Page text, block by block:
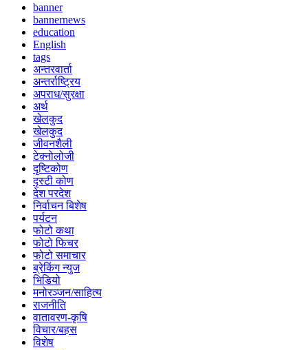
banner
bannernews
education
English
tags
अन्तरवार्ता
अन्तर्राष्ट्रिय
अपराध/सुरक्षा
अर्थ
खेलकुद
खेलकुद
जीवनशैली
टेक्नोलोजी
दृष्टिकोण
दृस्टी कोण
देश परदेश
निर्वाचन बिशेष
पर्यटन
फोटो कथा
फोटो फिचर
फोटो समाचार
ब्रेकिंग न्युज
भिडियो
मनोरञ्जन/साहित्य
राजनीति
वातावरण-कृषि
विचार/बहस
विशेष